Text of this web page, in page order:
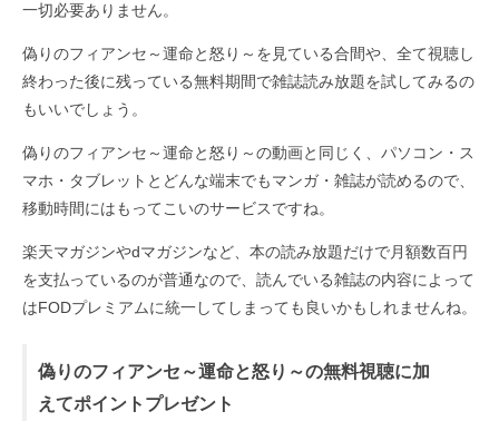
一切必要ありません。
偽りのフィアンセ～運命と怒り～を見ている合間や、全て視聴し
終わった後に残っている無料期間で雑誌読み放題を試してみるの
もいいでしょう。
偽りのフィアンセ～運命と怒り～の動画と同じく、パソコン・ス
マホ・タブレットとどんな端末でもマンガ・雑誌が読めるので、
移動時間にはもってこいのサービスですね。
楽天マガジンやdマガジンなど、本の読み放題だけで月額数百円
を支払っているのが普通なので、読んでいる雑誌の内容によって
はFODプレミアムに統一してしまっても良いかもしれませんね。
偽りのフィアンセ～運命と怒り～の無料視聴に加
えてポイントプレゼント